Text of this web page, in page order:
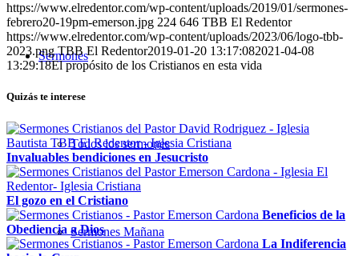
Sermones
Todos los sermones
Sermones Mañana
https://www.elredentor.com/wp-content/uploads/2019/01/sermones-
febrero20-19pm-emerson.jpg 224 646 TBB El Redentor
https://www.elredentor.com/wp-content/uploads/2023/06/logo-tbb-
2023.png TBB El Redentor2019-01-20 13:17:082021-04-08
13:29:18El propósito de los Cristianos en esta vida
Quizás te interese
Invaluables bendiciones en Jesucristo
El gozo en el Cristiano
Beneficios de la
Obediencia a Dios
La Indiferencia